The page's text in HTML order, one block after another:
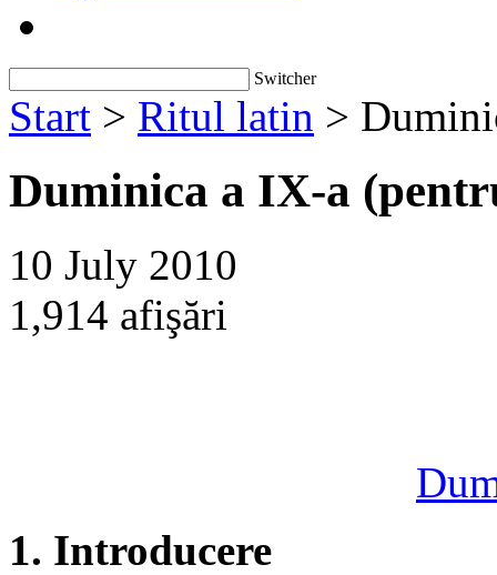
Switcher
Start > Ritul latin >
Duminica a IX-a
10 July 2010
1,914 afişări
1. Introducere